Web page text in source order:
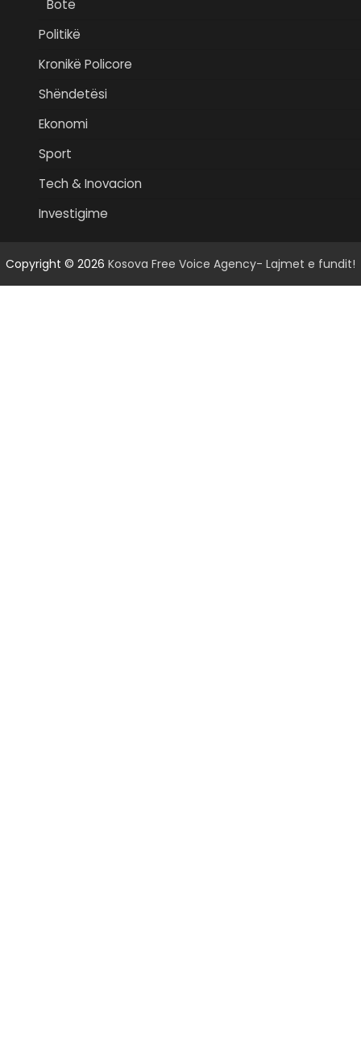
Botë
Politikë
Kronikë Policore
Shëndetësi
Ekonomi
Sport
Tech & Inovacion
Investigime